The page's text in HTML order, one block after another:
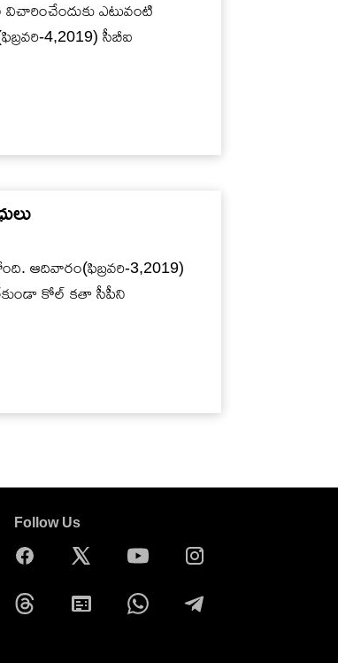
ఎటువంటి
4,2019) సీబీఐ
ఆదివారం(ఫిబ్రవరి-3,2019)
కోల్ కతా సీపీని
Follow Us